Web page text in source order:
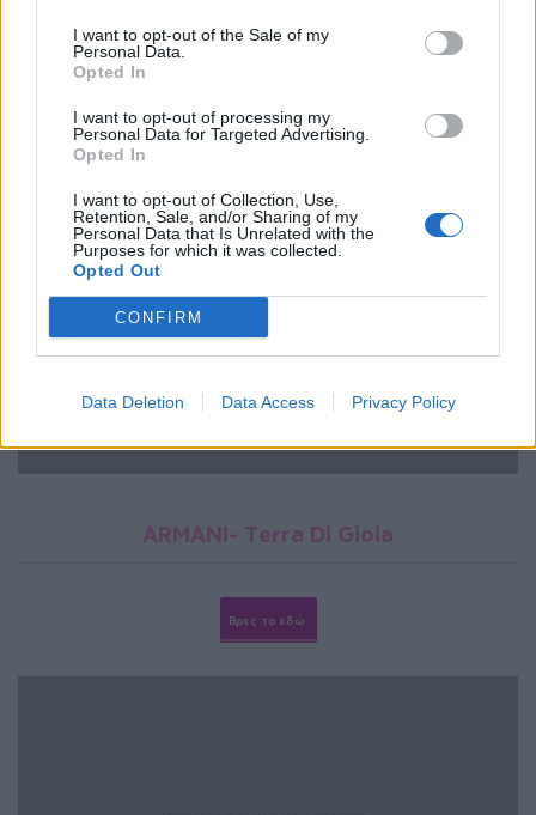
I want to opt-out of the Sale of my
Personal Data.
Opted In
I want to opt-out of processing my
Personal Data for Targeted Advertising.
Opted In
I want to opt-out of Collection, Use,
Retention, Sale, and/or Sharing of my
Personal Data that Is Unrelated with the
Purposes for which it was collected.
Opted Out
CONFIRM
Data Deletion Data Access Privacy Policy
ARMANI- Terra Di Gioia
Βρες το εδώ